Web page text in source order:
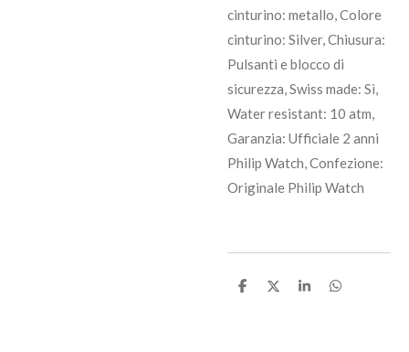
cinturino: metallo, Colore
cinturino: Silver, Chiusura:
Pulsanti e blocco di
sicurezza, Swiss made: Sì,
Water resistant: 10 atm,
Garanzia: Ufficiale 2 anni
Philip Watch, Confezione:
Originale Philip Watch
C
C
C
C